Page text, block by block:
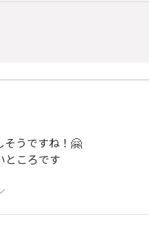
そうですね！🤗
ところです